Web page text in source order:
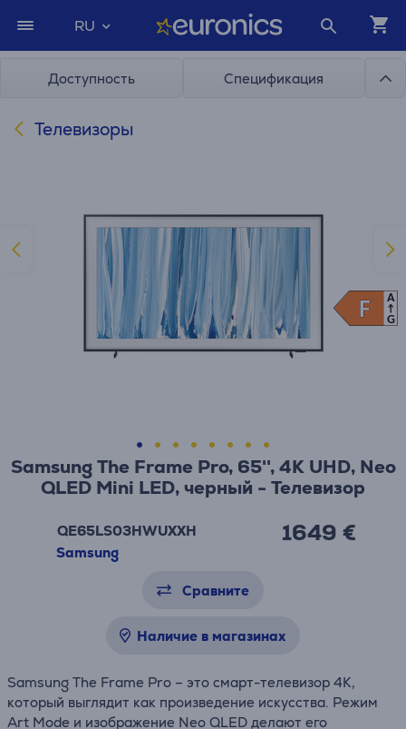
RU
Доступность Спецификация
Телевизоры
Samsung The Frame Pro, 65'', 4K UHD, Neo
QLED Mini LED, черный - Телевизор
QE65LS03HWUXXH
Samsung
1649 €
Сравните
Наличие в магазинах
Samsung The Frame Pro – это смарт-телевизор 4K,
который выглядит как произведение искусства. Режим
Art Mode и изображение Neo QLED делают его
F
F
A
G